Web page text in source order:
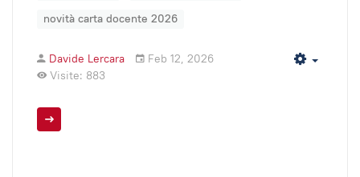
novità carta docente 2026
Davide Lercara
Feb 12, 2026
Visite: 883